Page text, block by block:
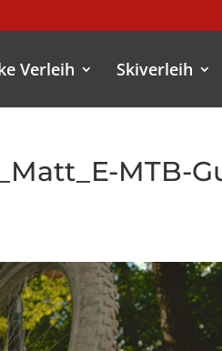
Verleih Skiverleih
MTB-